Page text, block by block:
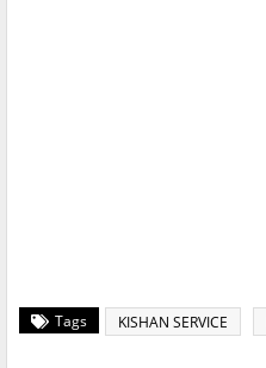
Tags KISHAN SERVICE